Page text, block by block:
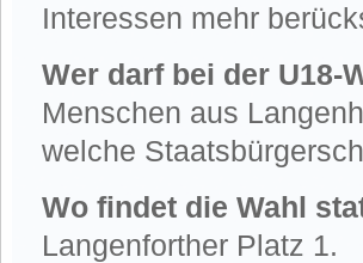
Interessen mehr
Wer darf bei der U18-
Menschen aus
welche
Wo findet die Wahl
Langenforther Platz 1.